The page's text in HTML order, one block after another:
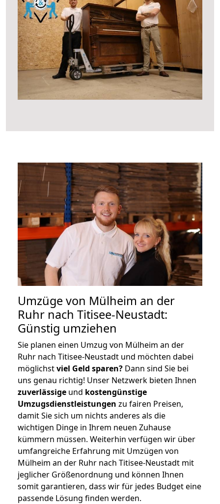
Umzüge von Mülheim an der
Ruhr nach Titisee-Neustadt:
Günstig umziehen
Sie planen einen Umzug von Mülheim an der
Ruhr nach Titisee-Neustadt und möchten dabei
möglichstviel Geld sparen? Dann sind Sie bei
uns genau richtig! Unser Netzwerk bieten Ihnen
zuverlässige und kostengünstige
Umzugsdienstleistungen zu fairen Preisen,
damit Sie sich um nichts anderes als die
wichtigen Dinge in Ihrem neuen Zuhause
kümmern müssen. Weiterhin verfügen wir über
umfangreiche Erfahrung mit Umzügen von
Mülheim an der Ruhr nach Titisee-Neustadt mit
jeglicher Größenordnung und können Ihnen
somit garantieren, dass wir für jedes Budget eine
passende Lösung finden werden.